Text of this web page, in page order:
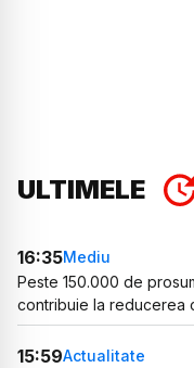
ULTIMELE
16:35Mediu
Peste 150.000 de
contribuie la reducerea
15:59Actualitate